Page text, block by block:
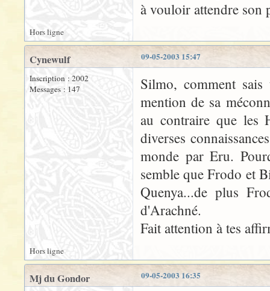
à vouloir attendre
Hors ligne
09-05-2003 15:47
Cynewulf
Inscription : 2002
Messages : 147
Silmo, comment
mention de sa
au contraire que les
diverses
monde par Eru.
semble que Frodo et
Quenya...de plus
d'Arachné.
Fait attention à tes
Hors ligne
09-05-2003 16:35
Mj du Gondor